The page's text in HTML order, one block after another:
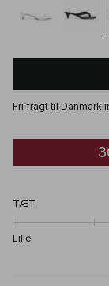
Fri fragt til Danmark
TÆT
Lille